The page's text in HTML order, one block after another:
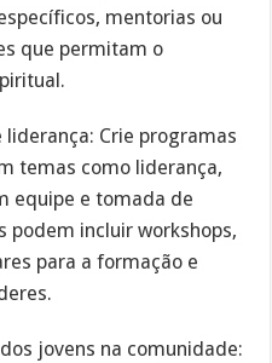
mentorias ou
que permitam o
Crie programas
temas como liderança,
equipe e tomada de
podem incluir workshops,
para a formação e
jovens na comunidade: